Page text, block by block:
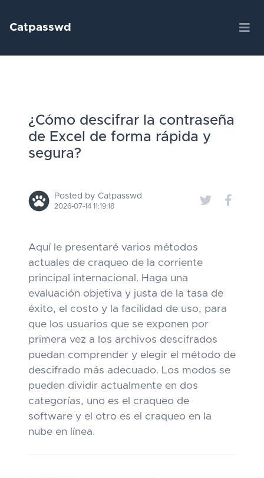
Catpasswd
¿Cómo descifrar la contraseña
de Excel de forma rápida y
segura?
Posted by Catpasswd
2026-07-14 11:19:18
Aquí le presentaré varios métodos
actuales de craqueo de la corriente
principal internacional. Haga una
evaluación objetiva y justa de la tasa de
éxito, el costo y la facilidad de uso, para
que los usuarios que se exponen por
primera vez a los archivos descifrados
puedan comprender y elegir el método de
descifrado más adecuado. Los modos se
pueden dividir actualmente en dos
categorías, uno es el craqueo de
software y el otro es el craqueo en la
nube en línea.